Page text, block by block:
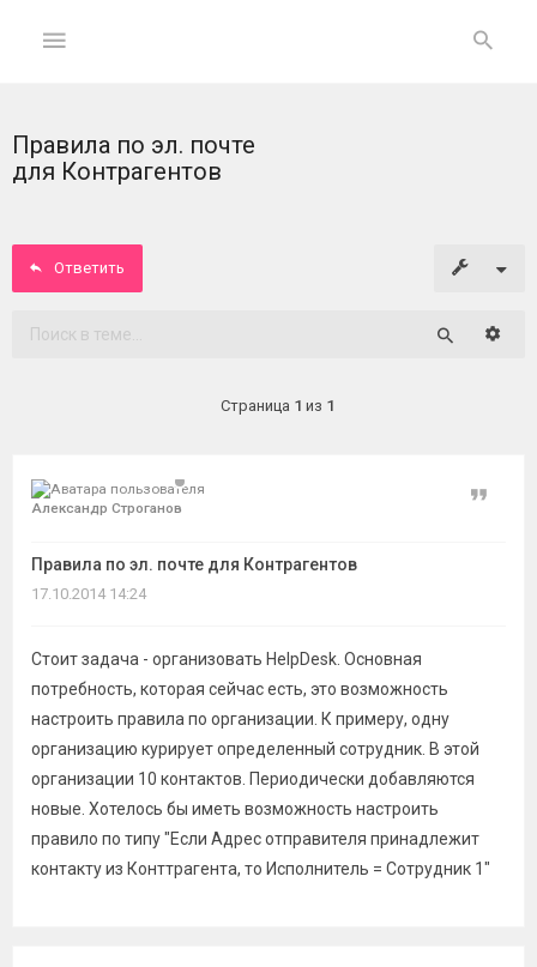
ГЛАВНАЯ
Вход
Правила по эл. почте
для Контрагентов
Ответить
Страница 1 из 1
Александр Строганов
Правила по эл. почте для Контрагентов
Цитата
17.10.2014 14:24
Стоит задача - организовать HelpDesk. Основная
потребность, которая сейчас есть, это возможность
настроить правила по организации. К примеру, одну
организацию курирует определенный сотрудник. В этой
организации 10 контактов. Периодически добавляются
новые. Хотелось бы иметь возможность настроить
правило по типу "Если Адрес отправителя принадлежит
контакту из Конттрагента, то Исполнитель = Сотрудник 1"